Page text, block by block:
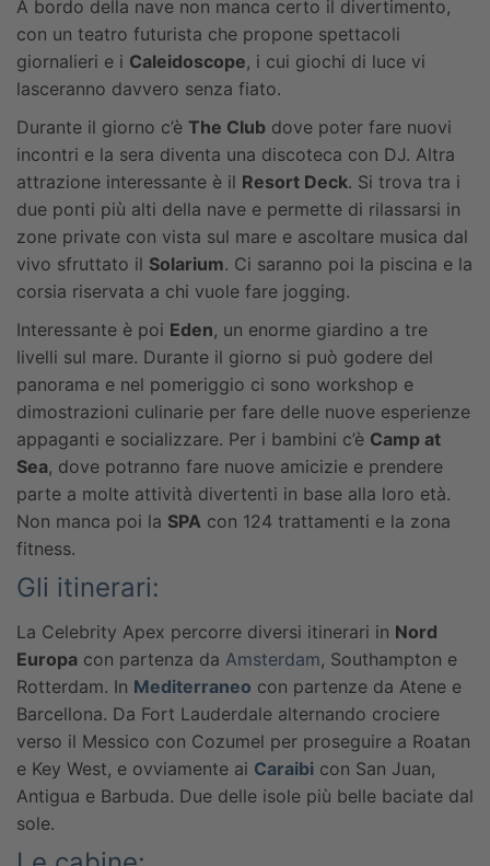
A bordo della nave non manca certo il divertimento,
con un teatro futurista che propone spettacoli
giornalieri e i Caleidoscope, i cui giochi di luce vi
lasceranno davvero senza fiato.
Durante il giorno c’è The Club dove poter fare nuovi
incontri e la sera diventa una discoteca con DJ. Altra
attrazione interessante è il Resort Deck. Si trova tra i
due ponti più alti della nave e permette di rilassarsi in
zone private con vista sul mare e ascoltare musica dal
vivo sfruttato il Solarium. Ci saranno poi la piscina e la
corsia riservata a chi vuole fare jogging.
Interessante è poi Eden, un enorme giardino a tre
livelli sul mare. Durante il giorno si può godere del
panorama e nel pomeriggio ci sono workshop e
dimostrazioni culinarie per fare delle nuove esperienze
appaganti e socializzare. Per i bambini c’è Camp at
Sea, dove potranno fare nuove amicizie e prendere
parte a molte attività divertenti in base alla loro età.
Non manca poi la SPA con 124 trattamenti e la zona
fitness.
Gli itinerari:
La Celebrity Apex percorre diversi itinerari in Nord
Europa con partenza da Amsterdam, Southampton e
Rotterdam. In Mediterraneo con partenze da Atene e
Barcellona. Da Fort Lauderdale alternando crociere
verso il Messico con Cozumel per proseguire a Roatan
e Key West, e ovviamente ai Caraibi con San Juan,
Antigua e Barbuda. Due delle isole più belle baciate dal
sole.